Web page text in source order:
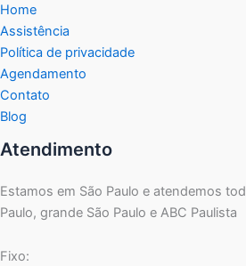
Home
Assistência
Política de privacidade
Agendamento
Contato
Blog
Atendimento
Estamos em São Paulo e atendemos
Paulo, grande São Paulo e ABC Paulista
Fixo: